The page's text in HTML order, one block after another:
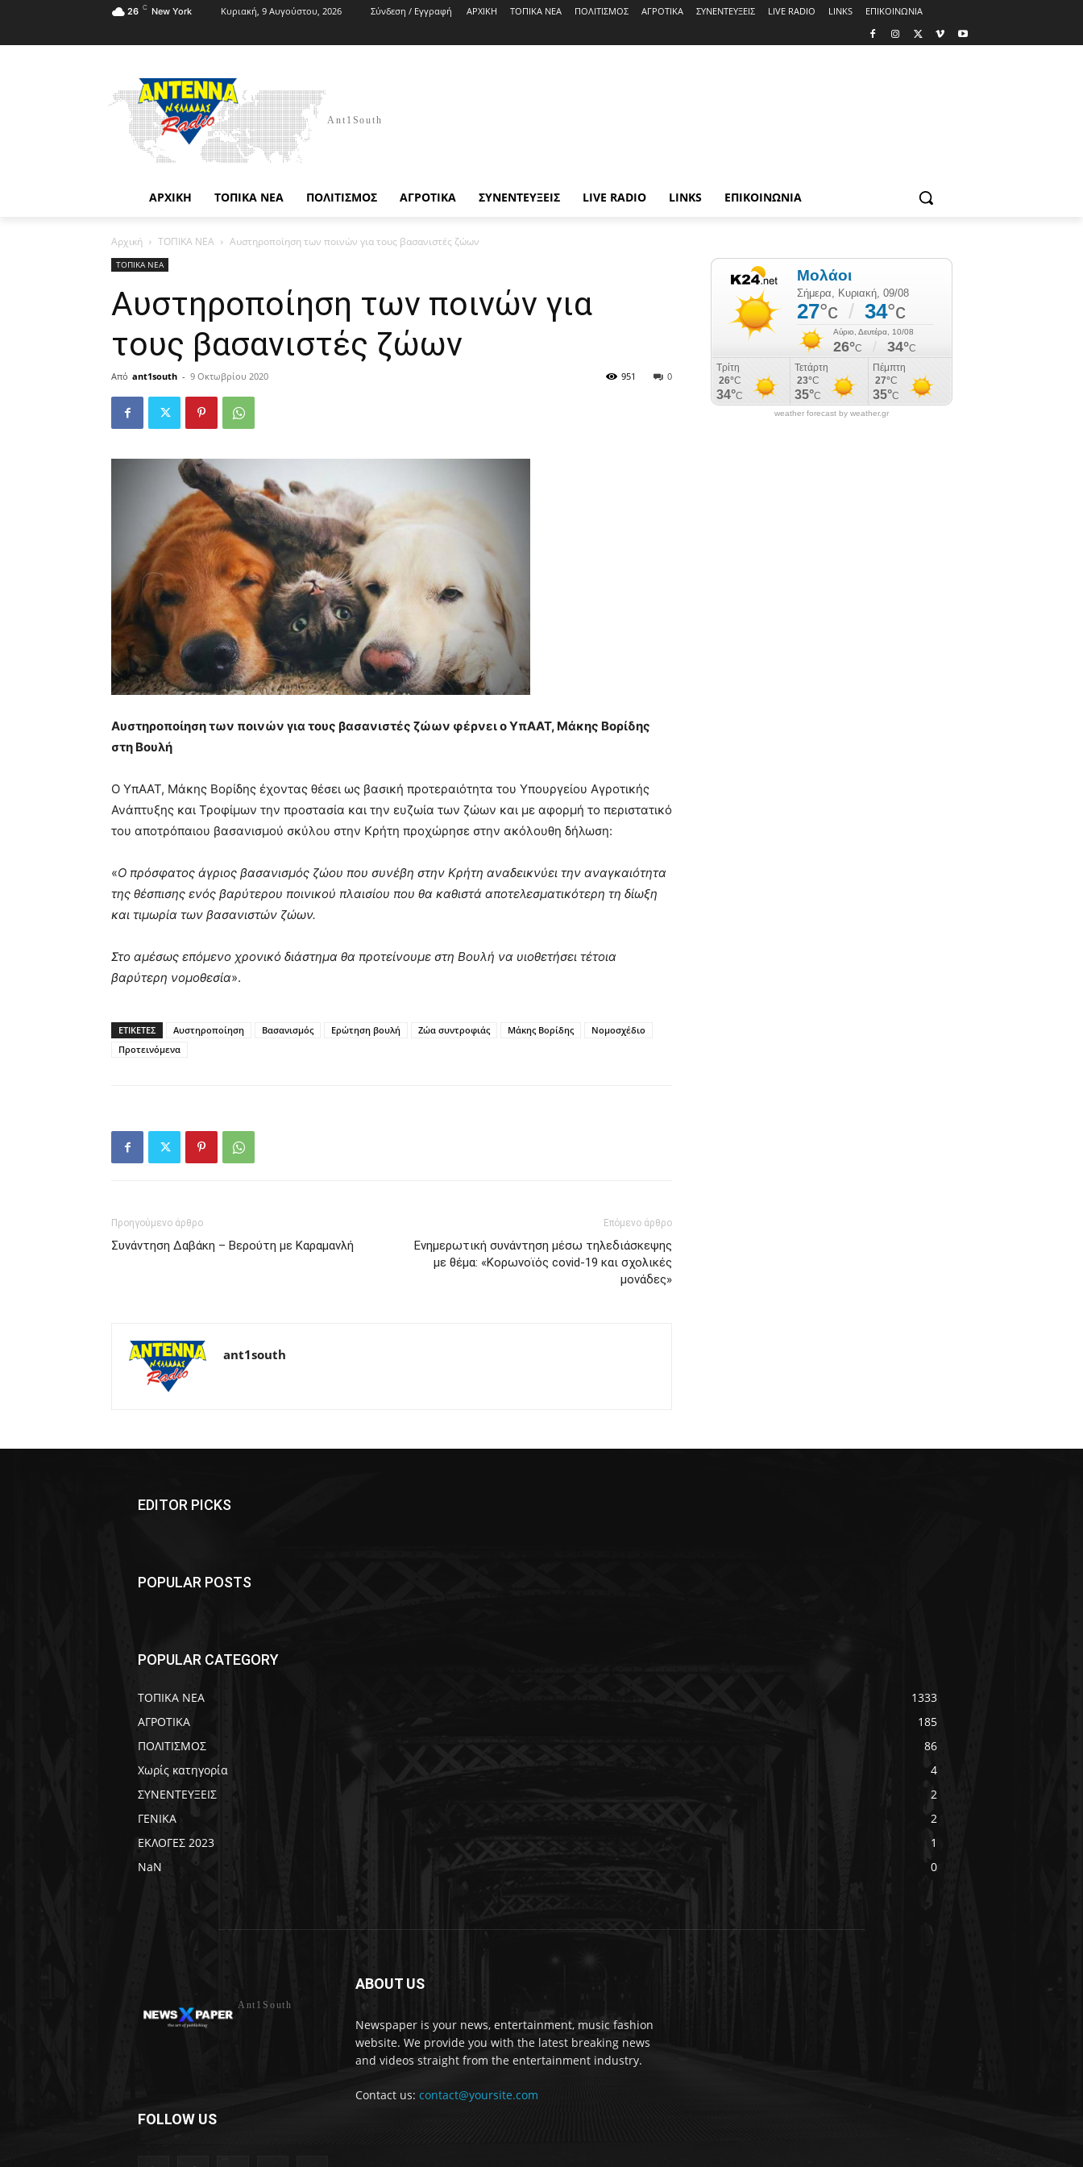
26 C New York Κυριακή, 9 Αυγούστου, 2026 Σύνδεση / Εγγραφή ΑΡΧΙΚΗ ΤΟΠΙΚΑ ΝΕΑ ΠΟΛΙΤΙΣΜΟΣ ΑΓΡΟΤΙΚΑ ΣΥΝΕΝΤΕΥΞΕΙΣ LIVE RADIO LINKS ΕΠΙΚΟΙΝΩΝΙΑ
Ant1South
ΑΡΧΙΚΗ ΤΟΠΙΚΑ ΝΕΑ ΠΟΛΙΤΙΣΜΟΣ ΑΓΡΟΤΙΚΑ ΣΥΝΕΝΤΕΥΞΕΙΣ LIVE RADIO LINKS ΕΠΙΚΟΙΝΩΝΙΑ
Αρχική ΤΟΠΙΚΑ ΝΕΑ Αυστηροποίηση των ποινών για τους βασανιστές ζώων
ΤΟΠΙΚΑ ΝΕΑ
Αυστηροποίηση των ποινών για
τους βασανιστές ζώων
Από ant1south - 9 Οκτωβρίου 2020 0
951
Αυστηροποίηση των ποινών για τους βασανιστές ζώων φέρνει ο ΥπΑΑΤ, Μάκης Βορίδης
στη Βουλή
Ο ΥπΑΑΤ, Μάκης Βορίδης έχοντας θέσει ως βασική προτεραιότητα του Υπουργείου Αγροτικής
Ανάπτυξης και Τροφίμων την προστασία και την ευζωία των ζώων και με αφορμή το περιστατικό
του αποτρόπαιου βασανισμού σκύλου στην Κρήτη προχώρησε στην ακόλουθη δήλωση:
«Ο πρόσφατος άγριος βασανισμός ζώου που συνέβη στην Κρήτη αναδεικνύει την αναγκαιότητα
της θέσπισης ενός βαρύτερου ποινικού πλαισίου που θα καθιστά αποτελεσματικότερη τη δίωξη
και τιμωρία των βασανιστών ζώων.
Στο αμέσως επόμενο χρονικό διάστημα θα προτείνουμε στη Βουλή να υιοθετήσει τέτοια
βαρύτερη νομοθεσία».
ΕΤΙΚΕΤΕΣ Αυστηροποίηση Βασανισμός Ερώτηση βουλή Ζώα συντροφιάς Μάκης Βορίδης
Νομοσχέδιο
Προτεινόμενα
Προηγούμενο άρθρο
Συνάντηση Δαβάκη – Βερούτη με Καραμανλή
Επόμενο άρθρο
Ενημερωτική συνάντηση μέσω τηλεδιάσκεψης
με θέμα: «Κορωνοϊός covid-19 και σχολικές
μονάδες»
ant1south
weather forecast by weather.gr
EDITOR PICKS
POPULAR POSTS
POPULAR CATEGORY
ΤΟΠΙΚΑ ΝΕΑ
1333
ΑΓΡΟΤΙΚΑ
185
ΠΟΛΙΤΙΣΜΟΣ
86
Χωρίς κατηγορία
4
ΣΥΝΕΝΤΕΥΞΕΙΣ
2
ΓΕΝΙΚΑ
2
ΕΚΛΟΓΕΣ 2023
1
NaN
0
Ant1South
ABOUT US
Newspaper is your news, entertainment, music fashion
website. We provide you with the latest breaking news
and videos straight from the entertainment industry.
Contact us: contact@yoursite.com
FOLLOW US